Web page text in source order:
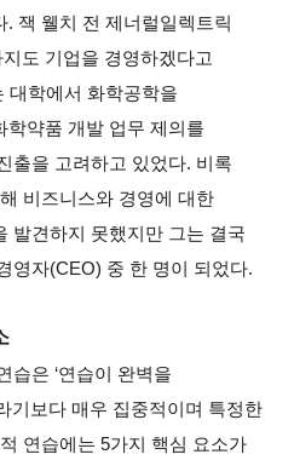
잭 웰치 전 제너럴일렉트릭
도 기업을 경영하겠다고
대학에서 화학공학을
학약품 개발 업무 제의를
출을 고려하고 있었다. 비록
비즈니스와 경영에 대한
발견하지 못했지만 그는 결국
영자(CEO) 중 한 명이 되었다.
습은 ‘연습이 완벽을
기보다 매우 집중적이며 특정한
연습에는 5가지 핵심 요소가